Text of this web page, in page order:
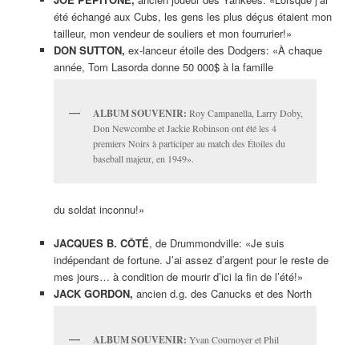
été échangé aux Cubs, les gens les plus déçus étaient mon
tailleur, mon vendeur de souliers et mon fourrurier!»
DON SUTTON, ex-lanceur étoile des Dodgers: «À chaque
année, Tom Lasorda donne 50 000$ à la famille
ALBUM SOUVENIR: Roy Campanella, Larry Doby,
Don Newcombe et Jackie Robinson ont été les 4
premiers Noirs à participer au match des Étoiles du
baseball majeur, en 1949».
du soldat inconnu!»
JACQUES B. CÔTÉ, de Drummondville: «Je suis
indépendant de fortune. J’ai assez d’argent pour le reste de
mes jours… à condition de mourir d’ici la fin de l’été!»
JACK GORDON, ancien d.g. des Canucks et des North
ALBUM SOUVENIR: Yvan Cournoyer et Phil